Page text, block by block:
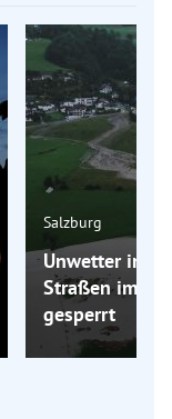
Salzburg
Unwetter in
Straßen im
gesperrt